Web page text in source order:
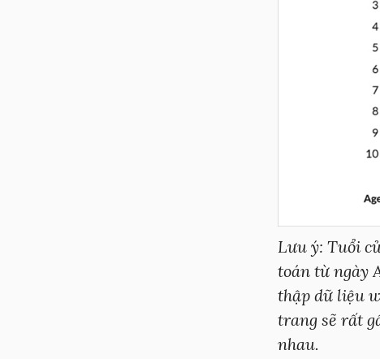
Lưu ý: Tuổi
toán từ ngày
thập dữ liệu
trang sẽ rất
nhau.